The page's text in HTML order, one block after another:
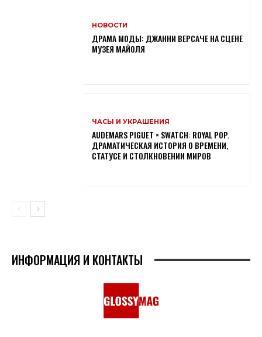
НОВОСТИ
ДРАМА МОДЫ: ДЖАННИ ВЕРСАЧЕ НА СЦЕНЕ
МУЗЕЯ МАЙОЛЯ
ЧАСЫ И УКРАШЕНИЯ
AUDEMARS PIGUET × SWATCH: ROYAL POP.
ДРАМАТИЧЕСКАЯ ИСТОРИЯ О ВРЕМЕНИ,
СТАТУСЕ И СТОЛКНОВЕНИИ МИРОВ
ИНФОРМАЦИЯ И КОНТАКТЫ